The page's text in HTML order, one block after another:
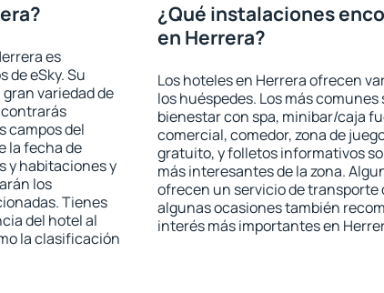
es
de eSky. Su
variedad de
campos del
la fecha de
y habitaciones y
los
Tienes
del hotel al
la clasificación
¿Qué instalaciones
en Herrera?
Los hoteles en Herrera ofrecen
los huéspedes. Los más
bienestar con spa, minibar/caja
comercial, comedor, zona de
gratuito, y folletos informativos
más interesantes de la zona.
ofrecen un servicio de transporte
algunas ocasiones también
interés más importantes en